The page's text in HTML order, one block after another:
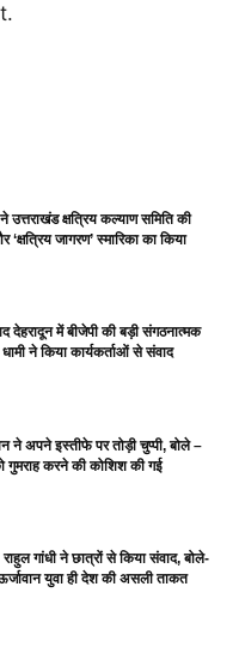
उत्तराखंड क्षत्रिय कल्याण समिति की
जागरण’ स्मारिका का किया
देहरादून में बीजेपी की बड़ी संगठनात्मक
ने किया कार्यकर्ताओं से संवाद
ने अपने इस्तीफे पर तोड़ी चुप्पी, बोले –
गुमराह करने की कोशिश की गई
राहुल गांधी ने छात्रों से किया संवाद, बोले-
युवा ही देश की असली ताकत